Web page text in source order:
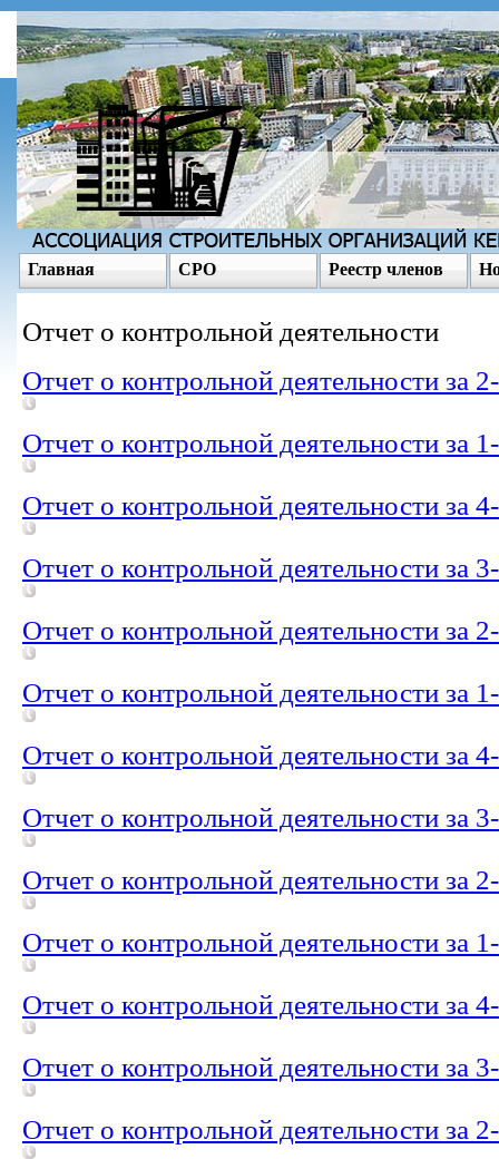
Главная СРО Реестр членов
Отчет о контрольной деятельности
Отчет о контрольной деятельности за
Отчет о контрольной деятельности за
Отчет о контрольной деятельности за
Отчет о контрольной деятельности за
Отчет о контрольной деятельности за
Отчет о контрольной деятельности за
Отчет о контрольной деятельности за
Отчет о контрольной деятельности за
Отчет о контрольной деятельности за
Отчет о контрольной деятельности за
Отчет о контрольной деятельности за
Отчет о контрольной деятельности за
Отчет о контрольной деятельности за